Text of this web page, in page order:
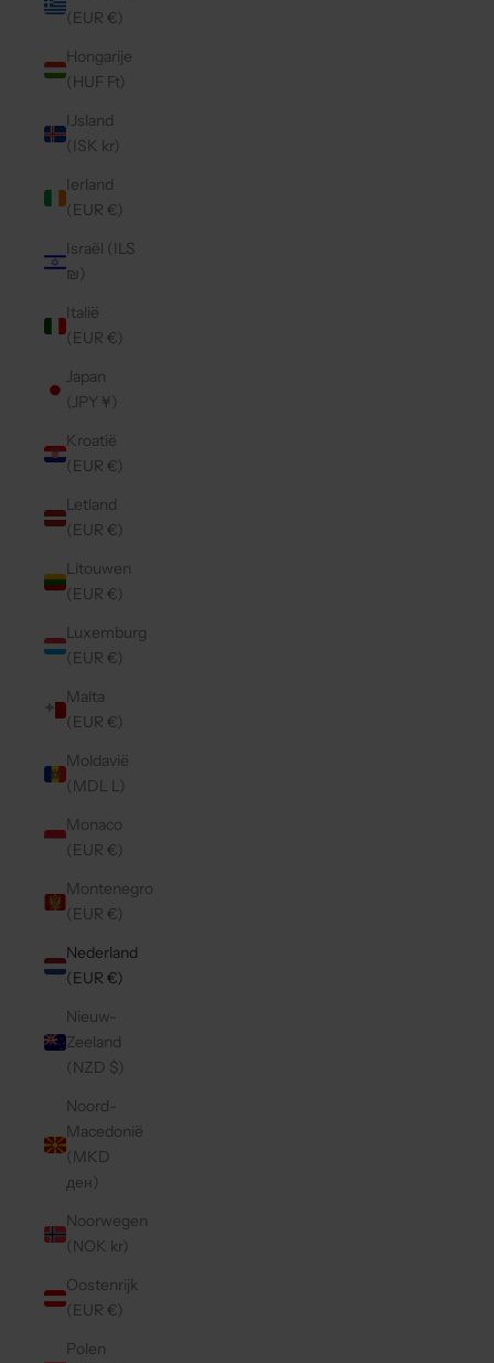
(EUR €)
Hongarije
(HUF Ft)
IJsland
(ISK kr)
Ierland
(EUR €)
Israël (ILS
₪)
Italië
(EUR €)
Japan
(JPY ¥)
Kroatië
(EUR €)
Letland
(EUR €)
Litouwen
(EUR €)
Luxemburg
(EUR €)
Malta
(EUR €)
Moldavië
(MDL L)
Monaco
(EUR €)
Montenegro
(EUR €)
Nederland
(EUR €)
Nieuw-
Zeeland
(NZD $)
Noord-
Macedonië
(MKD
ден)
Noorwegen
(NOK kr)
Oostenrijk
(EUR €)
Polen